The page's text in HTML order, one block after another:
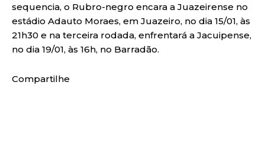
sequencia, o Rubro-negro encara a Juazeirense no
estádio Adauto Moraes, em Juazeiro, no dia 15/01, às
21h30 e na terceira rodada, enfrentará a Jacuipense,
no dia 19/01, às 16h, no Barradão.
Compartilhe